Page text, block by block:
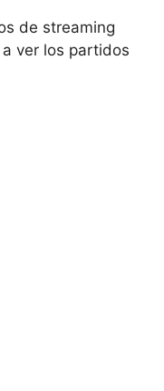
de streaming
ver los partidos